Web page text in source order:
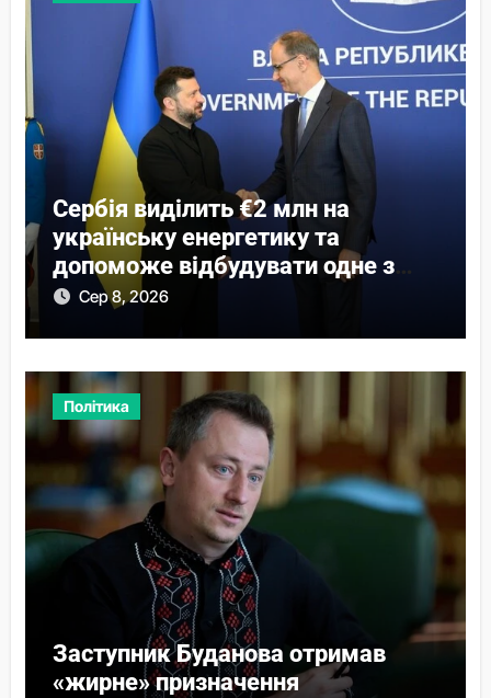
Сербія виділить €2 млн на
українську енергетику та
допоможе відбудувати одне з
містСер 8, 2026
Політика
Заступник Буданова отримав
«жирне» призначення